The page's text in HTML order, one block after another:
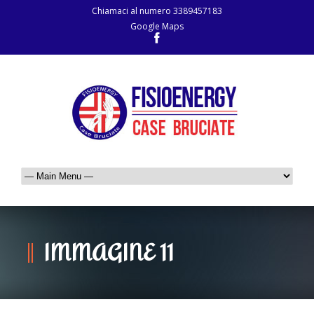
Chiamaci al numero 3389457183
Google Maps
IMMAGINE 11